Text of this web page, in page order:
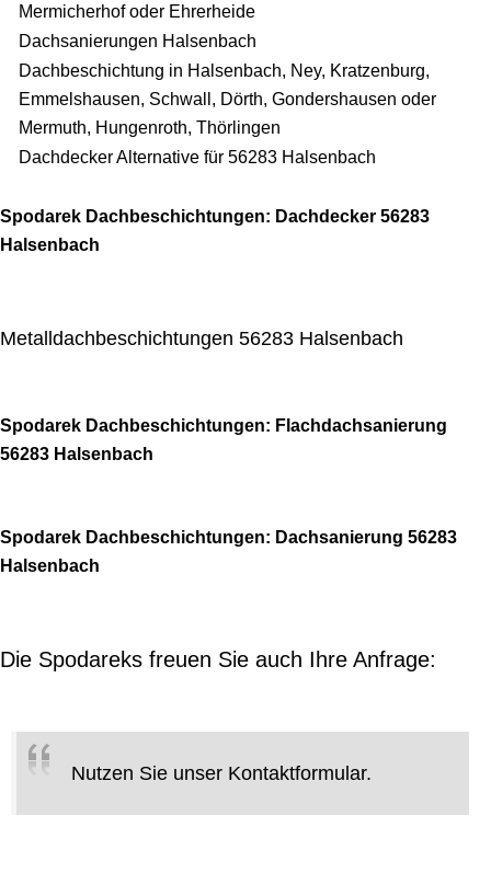
Mermicherhof oder Ehrerheide
Dachsanierungen Halsenbach
Dachbeschichtung in Halsenbach, Ney, Kratzenburg,
Emmelshausen, Schwall, Dörth, Gondershausen oder
Mermuth, Hungenroth, Thörlingen
Dachdecker Alternative für 56283 Halsenbach
Spodarek Dachbeschichtungen: Dachdecker 56283
Halsenbach
Metalldachbeschichtungen 56283 Halsenbach
Spodarek Dachbeschichtungen: Flachdachsanierung
56283 Halsenbach
Spodarek Dachbeschichtungen: Dachsanierung 56283
Halsenbach
Die Spodareks freuen Sie auch Ihre Anfrage:
Nutzen Sie unser Kontaktformular.